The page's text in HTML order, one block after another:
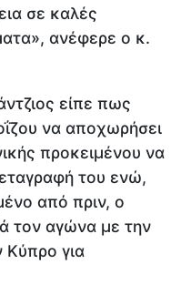
σε καλές
ανέφερε ο κ.
είπε πως
να αποχωρήσει
προκειμένου να
του ενώ,
από πριν, ο
τον αγώνα με την
Κύπρο για